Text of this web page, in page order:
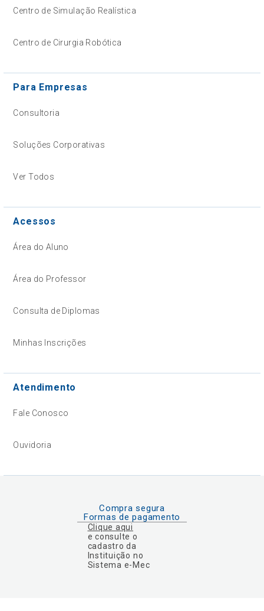
Centro de Simulação Realística
Centro de Cirurgia Robótica
Para Empresas
Consultoria
Soluções Corporativas
Ver Todos
Acessos
Área do Aluno
Área do Professor
Consulta de Diplomas
Minhas Inscrições
Atendimento
Fale Conosco
Ouvidoria
Compra segura
Formas de pagamento
Clique aqui
e consulte o
cadastro da
Instituição no
Sistema e-Mec